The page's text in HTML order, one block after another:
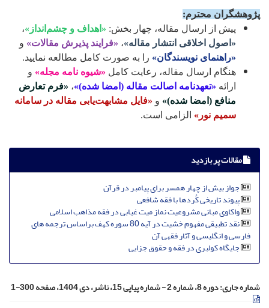
پژوهشگران محترم:
پیش از ارسال مقاله، چهار بخش: «اهداف و چشم‌انداز»،
«اصول اخلاقی انتشار مقاله»، «فرایند پذیرش مقالات» و
«راهنمای نویسندگان» را به صورت کامل مطالعه نمایید.
هنگام ارسال مقاله، رعایت کامل «شیوه نامه مجله» و
ارائه «تعهدنامه اصالت مقاله (امضا شده)»، «فرم تعارض
منافع (امضا شده)» و «فایل مشابهت‌یابی مقاله در سامانه
سمیم نور» الزامی است.
مقالات پر بازدید
جواز بیش از چهار همسر برای پیامبر در قرآن
پیوند تاریخی کُردها با فقه شافعی
واکاوی مبانی مشروعیت نماز میت غیابی در فقه مذاهب اسلامی
نقد تطبیقی مفهوم خشیت در آیه 80 سوره کهف براساس ترجمه های
فارسی و انگلیسی و آثار فقهی آن
جایگاه کولبری در فقه و حقوق جزایی
شماره جاری:دوره 8، شماره 2 - شماره پیاپی 15، ناشر، دی 1404، صفحه 300-1